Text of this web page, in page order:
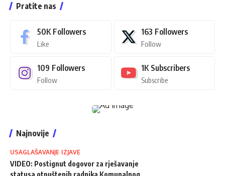
Pratite nas
50K Followers
Like
163 Followers
Follow
109 Followers
Follow
1K Subscribers
Subscribe
Najnovije
USAGLAŠAVANJE IZJAVE
VIDEO: Postignut dogovor za rješavanje
statusa otpuštenih radnika Komunalnog